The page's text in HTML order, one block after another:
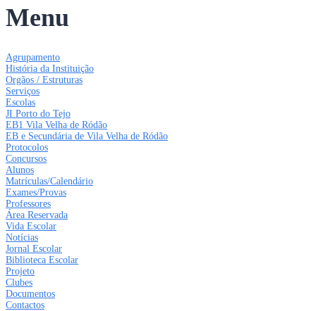
Menu
Agrupamento
História da Instituição
Orgãos / Estruturas
Serviços
Escolas
JI Porto do Tejo
EB1 Vila Velha de Ródão
EB e Secundária de Vila Velha de Ródão
Protocolos
Concursos
Alunos
Matrículas/Calendário
Exames/Provas
Professores
Área Reservada
Vida Escolar
Notícias
Jornal Escolar
Biblioteca Escolar
Projeto
Clubes
Documentos
Contactos